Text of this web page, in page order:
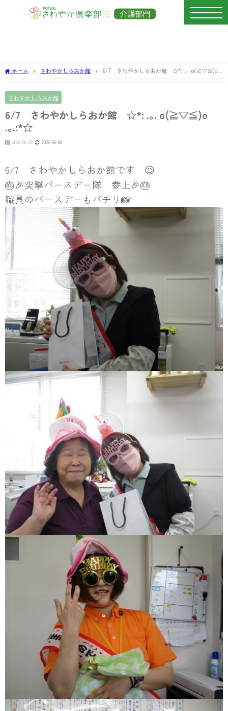
ホーム さわやかしらおか館
6/7 さわやかしらおか館 ☆*: .｡. o(≧▽≦)o
さわやかしらおか館
6/7 さわやかしらおか館 ☆*: .｡. o(≧▽≦)o
.｡.:*☆
2026-06-07 2026-06-06
6/7 さわやかしらおか館です 😉
🎂🎉突撃バースデー隊 参上🎉🎂
職員のバースデーもパチリ📸